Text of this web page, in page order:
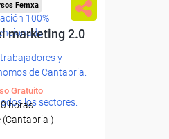
100%
y
de Cantabria.
los sectores.
Femxa
marketing 2.0
Gratuito
horas
(Cantabria )